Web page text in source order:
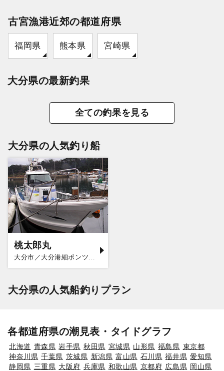
古宮漁港近郊の都道府県
福岡県 熊本県 宮崎県
大分県の最新釣果
全ての釣果を見る
大分県の人気釣り船
桃太郎丸
大分県の人気船釣りプラン
各都道府県の潮見表・タイドグラフ
北海道 青森県 岩手県 秋田県 宮城県 山形県 福島県 東京都
神奈川県 千葉県 茨城県 新潟県 富山県 石川県 福井県 愛知県
静岡県 三重県 大阪府 兵庫県 和歌山県 京都府 広島県 岡山県